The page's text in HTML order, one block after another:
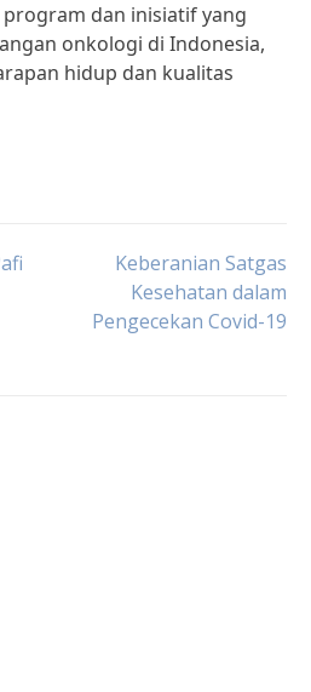
dan inisiatif yang
onkologi di Indonesia,
hidup dan kualitas
Keberanian Satgas
Kesehatan dalam
Pengecekan Covid-19